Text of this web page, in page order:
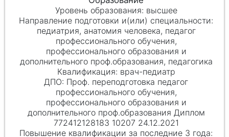
высшее
педиатрия, анатомия человека, педагог
профессионального обучения,
профессионального образования и
дополнительного проф.образования, педагогика
врач-педиатр
Проф. переподготовка педагог
профессионального обучения,
профессионального образования и
дополнительного проф.образования Диплом
772412128183 10207 24.12.2021